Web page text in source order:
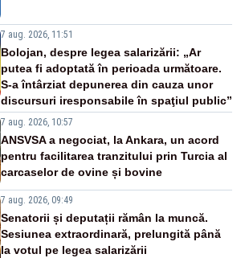
7 aug. 2026, 11:51
Bolojan, despre legea salarizării: „Ar
putea fi adoptată în perioada următoare.
S-a întârziat depunerea din cauza unor
discursuri iresponsabile în spaţiul public”
7 aug. 2026, 10:57
ANSVSA a negociat, la Ankara, un acord
pentru facilitarea tranzitului prin Turcia al
carcaselor de ovine și bovine
7 aug. 2026, 09:49
Senatorii și deputații rămân la muncă.
Sesiunea extraordinară, prelungită până
la votul pe legea salarizării